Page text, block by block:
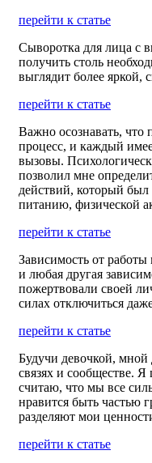
перейти к статье
Сыворотка для лица с
получить столь
выглядит более яркой,
перейти к статье
Важно осознавать, что
процесс, и каждый
вызовы.
позволил мне
действий, который был
питанию, физической
перейти к статье
Зависимость от
и любая другая
пожертвовали своей
силах отключиться
перейти к статье
Будучи девочкой, мной
связях и сообществе.
считаю, что мы все
нравится быть частью
разделяют мои
перейти к статье